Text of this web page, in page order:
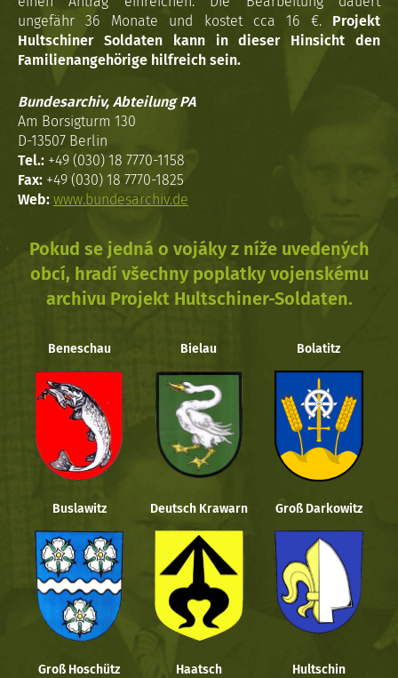
ungefähr 36 Monate und kostet cca 16 €. Projekt
Hultschiner Soldaten kann in dieser Hinsicht den
Familienangehörige hilfreich sein.
Bundesarchiv, Abteilung PA
Am Borsigturm 130
D-13507 Berlin
Tel.: +49 (030) 18 7770-1158
Fax: +49 (030) 18 7770-1825
Web: www.bundesarchiv.de
Pokud se jedná o vojáky z níže uvedených
obcí, hradí všechny poplatky vojenskému
archivu Projekt Hultschiner-Soldaten.
Beneschau Bielau Bolatitz
Buslawitz Deutsch Krawarn Groß Darkowitz
Groß Hoschütz Haatsch Hultschin